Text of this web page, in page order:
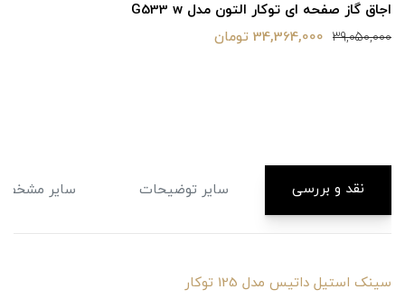
اجاق گاز صفحه ای توکار التون مدل G533 w
39,050,000 34,364,000 تومان
نقد و بررسی سایر توضیحات سایر
سینک استیل داتیس مدل 125 توکار